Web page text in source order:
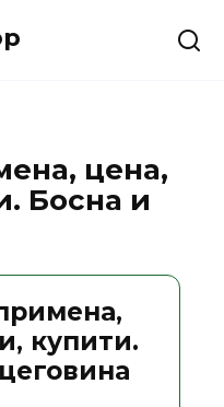
цена,
Босна и
купити.